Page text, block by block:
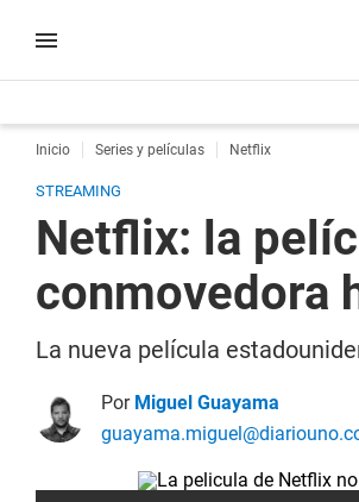
Inicio Series y películas Netflix
STREAMING
Netflix: la
conmovedora
La nueva película
Por Miguel Guayama